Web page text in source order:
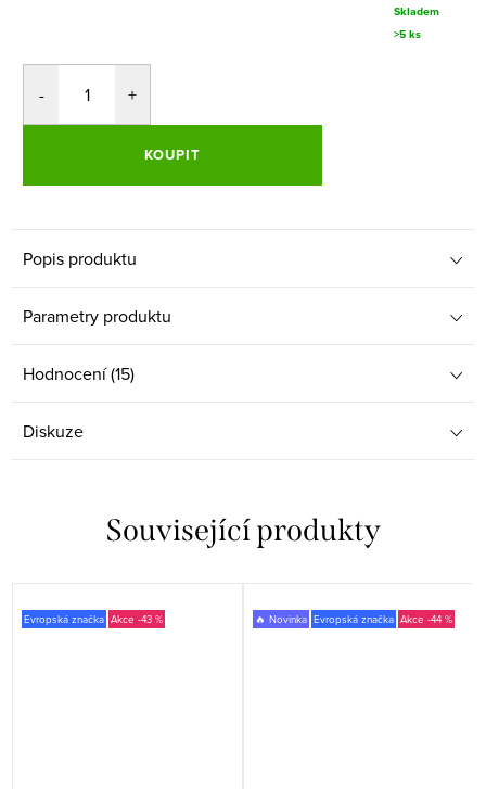
Skladem
>5 ks
KOUPIT
Popis produktu
Parametry produktu
Hodnocení (15)
Diskuze
Související produkty
Evropská značka -43 % 🔥 Novinka Evropská značka -44 %